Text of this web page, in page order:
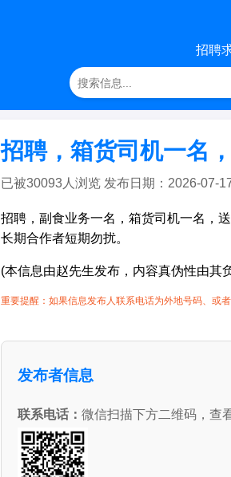
招聘
招聘，箱货司机一名
已被30093人浏览 发布日期：2026-07-
招聘，副食业务一名，箱货司机一名，
长期合作者短期勿扰。
(本信息由赵先生发布，内容真伪性由其
重要提醒：如果信息发布人联系电话为外地号码、或
发布者信息
联系电话： 微信扫描下方二维码，